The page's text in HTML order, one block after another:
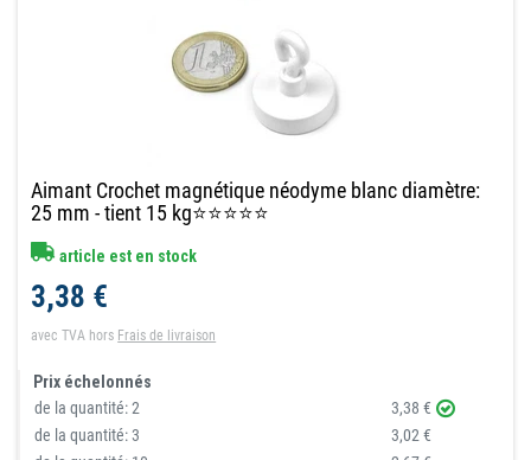
Aimant Crochet magnétique néodyme blanc diamètre:
25 mm - tient 15 kg⭐⭐⭐⭐⭐
article est en stock
3,38 €
avec TVA hors Frais de livraison
Prix échelonnés
de la quantité:2
3,38 €
de la quantité:3
3,02 €